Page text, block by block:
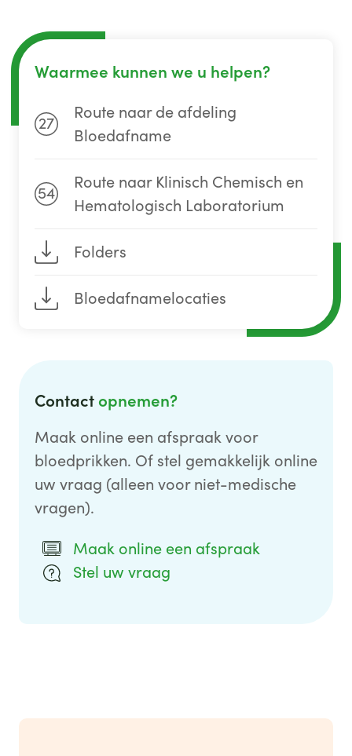
Waarmee kunnen we u helpen?
27
Route naar de afdeling
Bloedafname
54
Route naar Klinisch Chemisch en
Hematologisch Laboratorium
Folders
Bloedafnamelocaties
Contact opnemen?
Maak online een afspraak voor
bloedprikken. Of stel gemakkelijk online
uw vraag (alleen voor niet-medische
vragen).
Maak online een afspraak
Stel uw vraag